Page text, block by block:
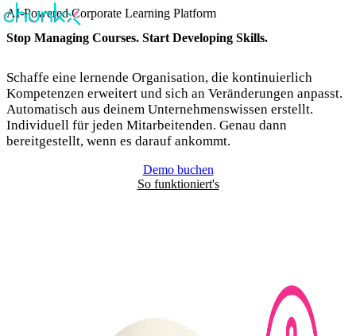
AI-Powered Corporate Learning Platform
Stop Managing Courses. Start Developing Skills.
Schaffe eine lernende Organisation, die kontinuierlich
Kompetenzen erweitert und sich an Veränderungen anpasst.
Automatisch aus deinem Unternehmenswissen erstellt.
Individuell für jeden Mitarbeitenden. Genau dann
bereitgestellt, wenn es darauf ankommt.
Demo buchen
So funktioniert's